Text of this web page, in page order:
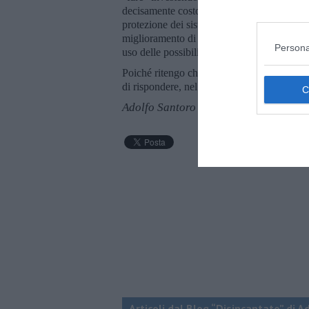
decisamente costose) e quanto invece
protezione dei sistemi idroelettrici già
miglioramento di alcuni sistemi già
uso delle possibilità offerte dal mare)?
Poiché ritengo che sia tempo che ognuno
di rispondere, nel mio piccolo, a queste
Adolfo Santoro